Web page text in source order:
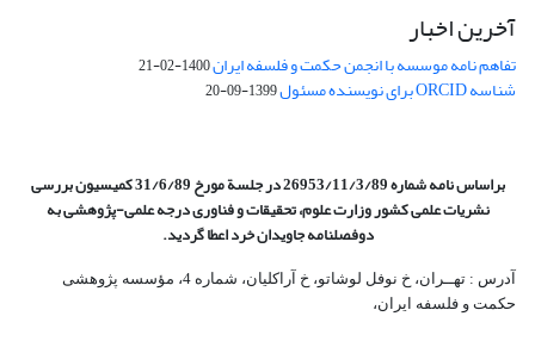
آخرین اخبار
تفاهم نامه موسسه با انجمن حکمت و فلسفه ایران1400-02-21
شناسه ORCID برای نویسنده مسئول 1399-09-20
براساس نامه شماره 26953/11/3/89 در جلسة مورخ 31/6/89 کمیسیون
بررسی
نشریات علمی کشور وزارت علوم، تحقیقات و فناوری درجه علمی‌-پژوهشیبه
دوفصلنامه جاویدان خرد اعطا گردید.
آدرس : تهــران، خ نوفل لوشاتو، خ آراکلیان، شماره 4،‌ مؤسسه پژوهشی
حکمت و فلسفه ایران،‌